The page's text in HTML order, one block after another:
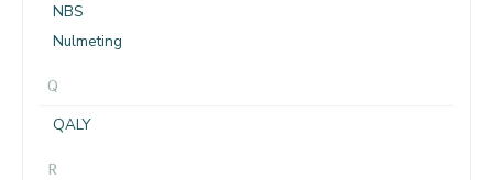
NBS
Nulmeting
Q
QALY
R